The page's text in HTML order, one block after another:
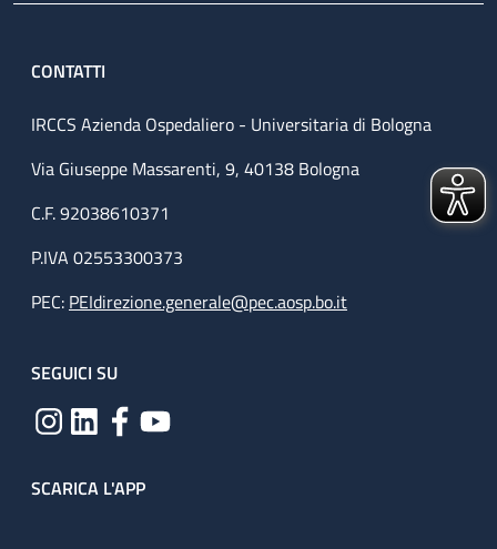
CONTATTI
IRCCS Azienda Ospedaliero - Universitaria di Bologna
Via Giuseppe Massarenti, 9, 40138 Bologna
C.F. 92038610371
P.IVA 02553300373
PEC: PEIdirezione.generale@pec.aosp.bo.it
SEGUICI SU
SCARICA L'APP